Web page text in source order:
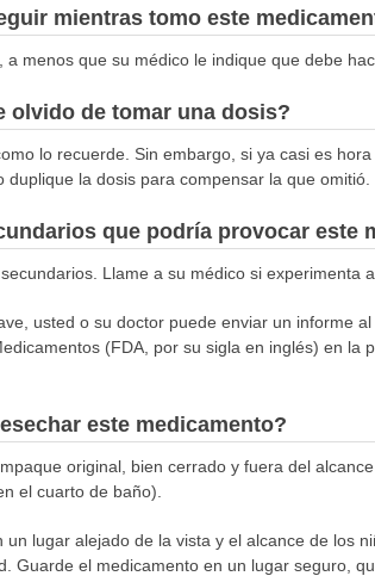
mientras tomo este
menos que su médico le indique que debe
olvido de tomar una dosis?
lo recuerde. Sin embargo, si ya casi es
la dosis para compensar la que omitió.
que podría provocar este
Llame a su médico si experimenta
usted o su doctor puede enviar un informe
(FDA, por su sigla en inglés) en la
este medicamento?
original, bien cerrado y fuera del
el cuarto de baño).
lugar alejado de la vista y el alcance de los
Guarde el medicamento en un lugar seguro,